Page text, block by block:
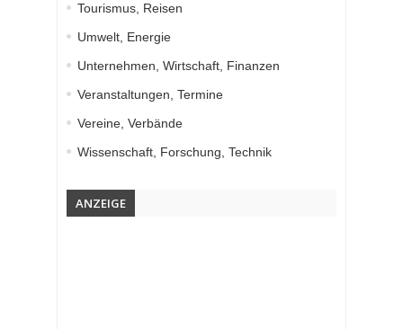
Tourismus, Reisen
Umwelt, Energie
Unternehmen, Wirtschaft, Finanzen
Veranstaltungen, Termine
Vereine, Verbände
Wissenschaft, Forschung, Technik
ANZEIGE